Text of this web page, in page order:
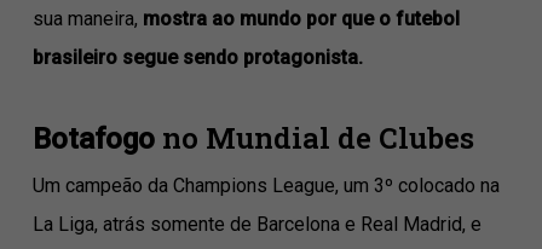
sua maneira, mostra ao mundo por que o futebol
brasileiro segue sendo protagonista.
Botafogono Mundial de Clubes
Um campeão da Champions League, um 3º colocado na
La Liga, atrás somente de Barcelona e Real Madrid, e